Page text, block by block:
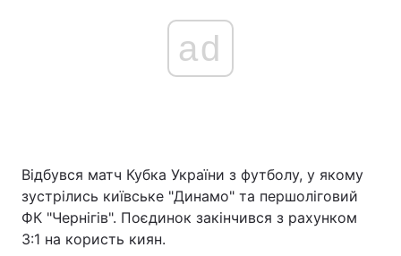
ad
Відбувся матч Кубка України з футболу, у якому
зустрілись київське "Динамо" та першоліговий
ФК "Чернігів". Поєдинок закінчився з рахунком
3:1 на користь киян.